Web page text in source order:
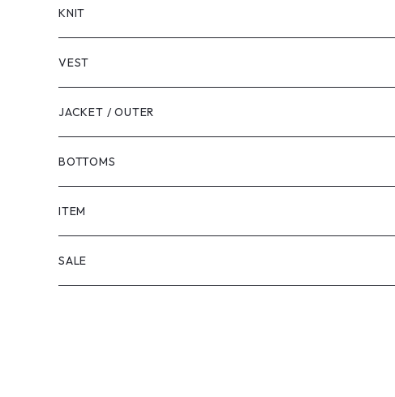
LONG SLEEVE
KNIT
VEST
JACKET / OUTER
BOTTOMS
SHORTS
PANTS
ITEM
SALE